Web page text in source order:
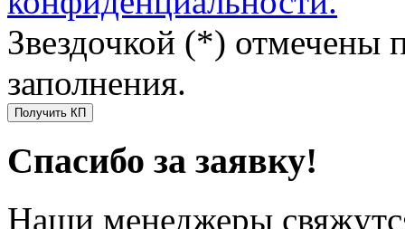
Звездочкой (*) отмечены
заполнения.
Получить КП
Спасибо за заявку!
Наши менеджеры